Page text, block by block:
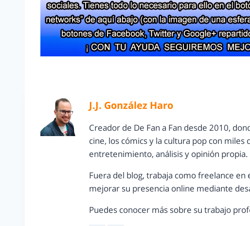
J.J. González Haro
Creador de De Fan a Fan desde 2010,
cine, los cómics y la cultura pop con
entretenimiento, análisis y opinión propia.
Fuera del blog, trabaja como freelance
mejorar su presencia online mediante
Puedes conocer más sobre su trabajo